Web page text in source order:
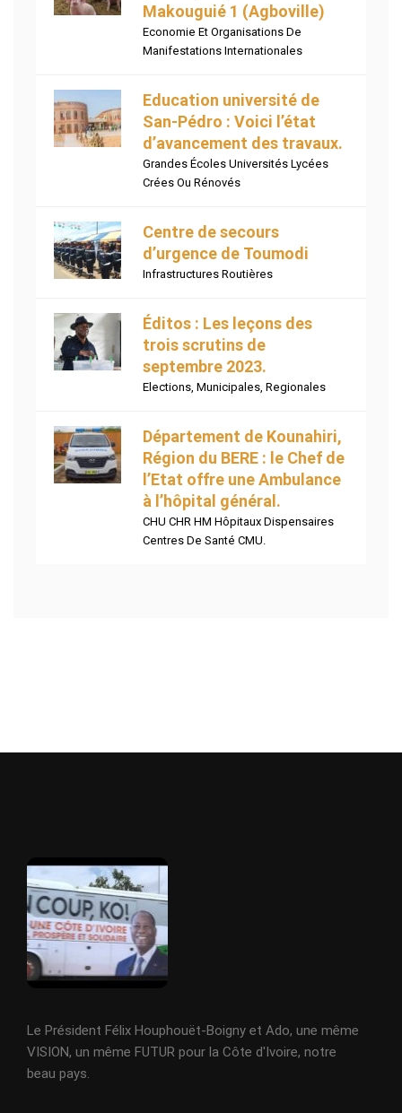
Makouguié 1 (Agboville)
Economie Et Organisations De
Manifestations Internationales
Education université de
San-Pédro : Voici l’état
d’avancement des travaux.
Grandes Écoles Universités Lycées
Crées Ou Rénovés
Centre de secours
d’urgence de Toumodi
Infrastructures Routières
Éditos : Les leçons des
trois scrutins de
septembre 2023.
Elections Municipales Regionales
Département de Kounahiri,
Région du BERE : le Chef de
l’Etat offre une Ambulance
à l’hôpital général.
CHU CHR HM Hôpitaux Dispensaires
Centres De Santé CMU.
Le Président Félix Houphouët-Boigny et Ado, une même
VISION, un même FUTUR pour la Côte d'Ivoire, notre
beau pays.